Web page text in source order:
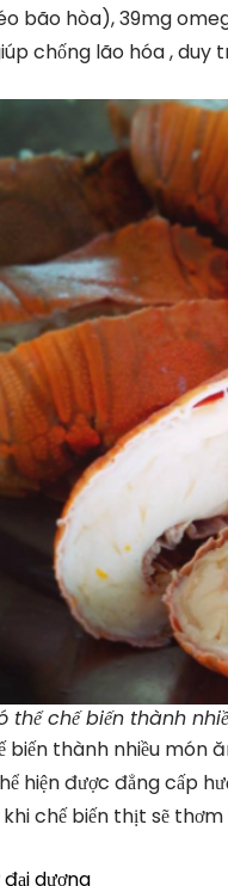
bão hòa), 39mg
chống lão hóa , duy
thể chế biến thành
biến thành nhiều món
hiện được đẳng cấp
chế biến thịt sẽ
dương